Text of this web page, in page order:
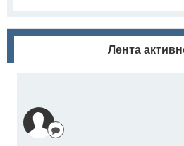
Лента